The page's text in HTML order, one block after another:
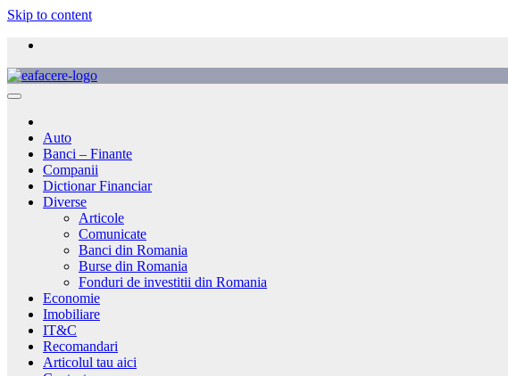
Skip to content
Auto
Banci – Finante
Companii
Dictionar Financiar
Diverse
Articole
Comunicate
Banci din Romania
Burse din Romania
Fonduri de investitii din Romania
Economie
Imobiliare
IT&C
Recomandari
Articolul tau aici